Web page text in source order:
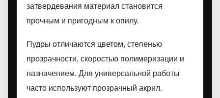
затвердевания материал становится
прочным и пригодным к опилу.
Пудры отличаются цветом, степенью
прозрачности, скоростью полимеризации и
назначением. Для универсальной работы
часто используют прозрачный акрил.